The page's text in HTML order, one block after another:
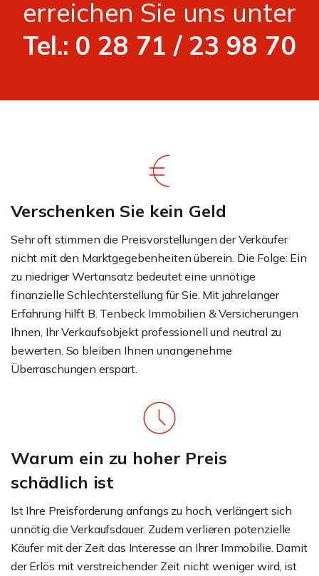
erreichen Sie uns unter
Tel.: 0 28 71 / 23 98 70
Verschenken Sie kein Geld
Sehr oft stimmen die Preisvorstellungen der Verkäufer
nicht mit den Marktgegebenheiten überein. Die Folge: Ein
zu niedriger Wertansatz bedeutet eine unnötige
finanzielle Schlechterstellung für Sie. Mit jahrelanger
Erfahrung hilft B. Tenbeck Immobilien & Versicherungen
Ihnen, Ihr Verkaufsobjekt professionell und neutral zu
bewerten. So bleiben Ihnen unangenehme
Überraschungen erspart.
Warum ein zu hoher Preis
schädlich ist
Ist Ihre Preisforderung anfangs zu hoch, verlängert sich
unnötig die Verkaufsdauer. Zudem verlieren potenzielle
Käufer mit der Zeit das Interesse an Ihrer Immobilie. Damit
der Erlös mit verstreichender Zeit nicht weniger wird, ist